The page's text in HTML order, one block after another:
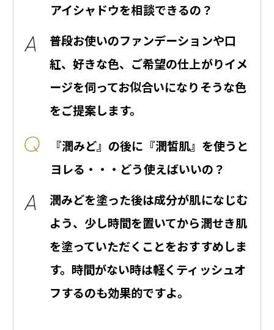
アイシャドウを相談できるの？
普段お使いのファンデーションや口
紅、好きな色、ご希望の仕上がりイメ
ージを伺ってお似合いになりそうな色
をご提案します。
『潤みど』の後に『潤皙肌』を使うと
ヨレる・・・どう使えばいいの？
潤みどを塗った後は成分が肌になじむ
よう、少し時間を置いてから潤せき肌
を塗っていただくことをおすすめしま
す。時間がない時は軽くティッシュオ
フするのも効果的ですよ。